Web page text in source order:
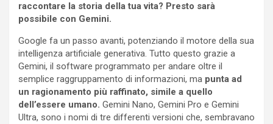
raccontare la storia della tua vita? Presto sarà
possibile con Gemini.
Google fa un passo avanti, potenziando il motore della sua
intelligenza artificiale generativa. Tutto questo grazie a
Gemini, il software programmato per andare oltre il
semplice raggruppamento di informazioni, ma punta ad
un ragionamento più raffinato, simile a quello
dell’essere umano. Gemini Nano, Gemini Pro e Gemini
Ultra, sono i nomi di tre differenti versioni che, sembravano